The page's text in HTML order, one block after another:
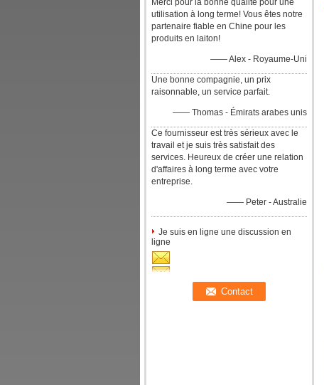
Merci pour la bonne qualité pour une
utilisation à long terme! Vous êtes notre
partenaire fiable en Chine pour les
produits en laiton!
—— Alex - Royaume-Uni
Une bonne compagnie, un prix
raisonnable, un service parfait.
—— Thomas - Émirats arabes unis
Ce fournisseur est très sérieux avec le
travail et je suis très satisfait des
services. Heureux de créer une relation
d'affaires à long terme avec votre
entreprise.
—— Peter - Australie
Je suis en ligne une discussion en
ligne